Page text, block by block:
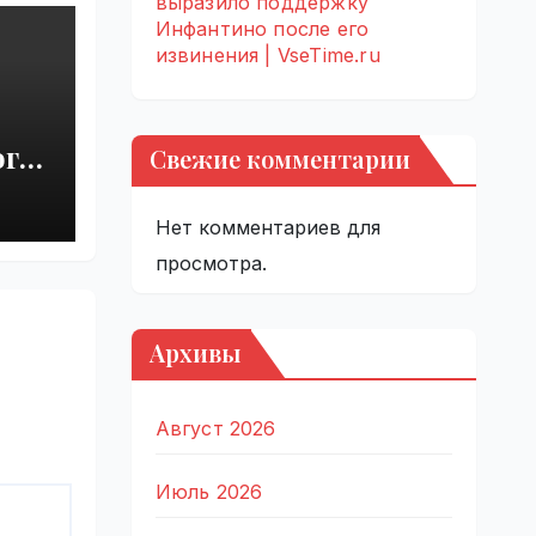
Инфантино после его
извинения | VseTime.ru
Свежие комментарии
Нет комментариев для
просмотра.
Архивы
Август 2026
Июль 2026